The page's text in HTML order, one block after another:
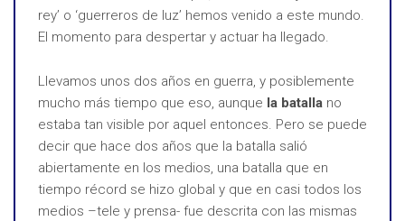
rey’ o ‘guerreros de luz’ hemos venido a este mundo.
El momento para despertar y actuar ha llegado.
Llevamos unos dos años en guerra, y posiblemente
mucho más tiempo que eso, aunque la batalla no
estaba tan visible por aquel entonces. Pero se puede
decir que hace dos años que la batalla salió
abiertamente en los medios, una batalla que en
tiempo récord se hizo global y que en casi todos los
medios –tele y prensa- fue descrita con las mismas